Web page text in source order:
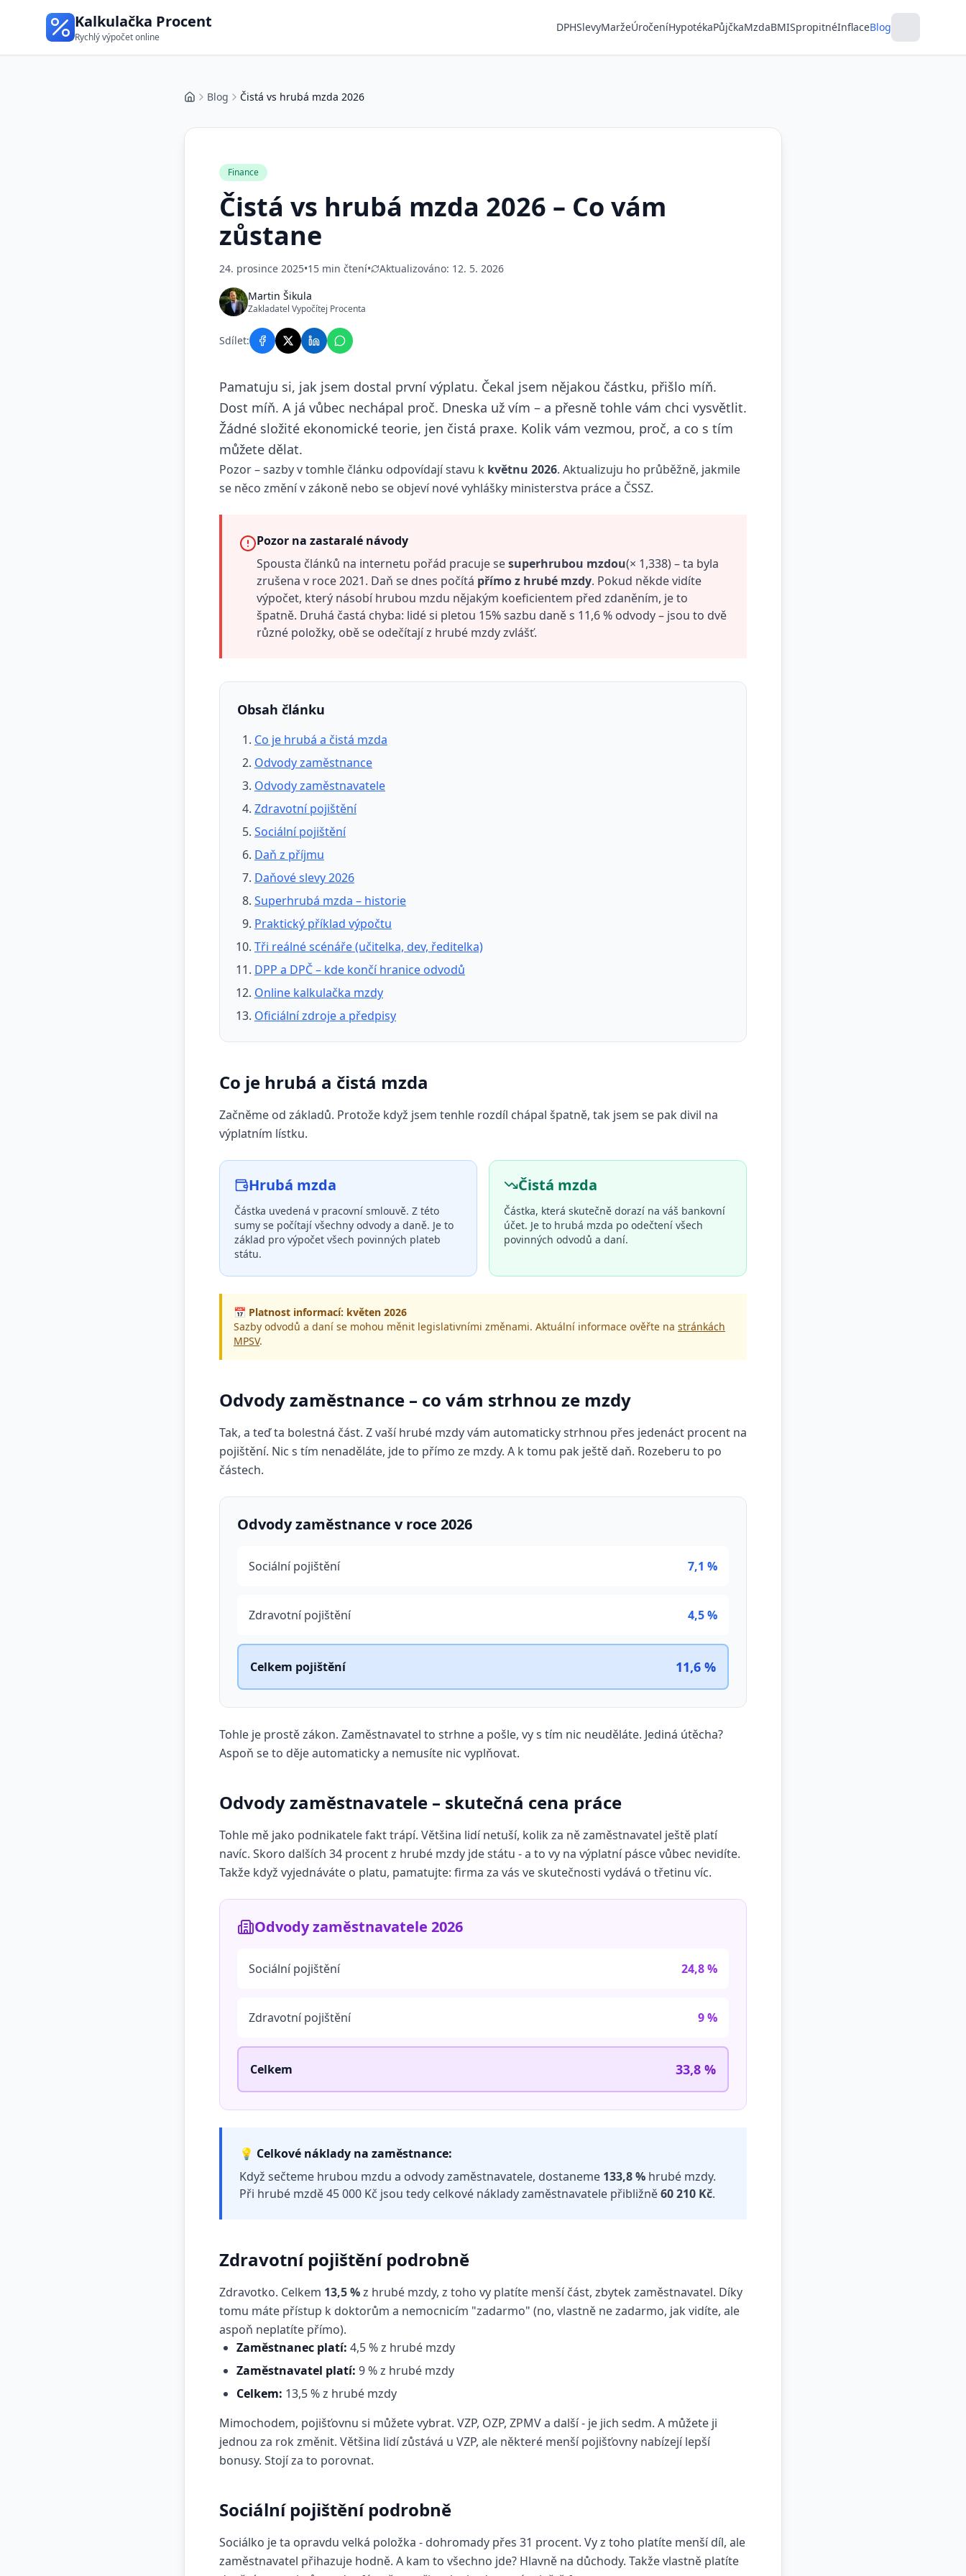
Kalkulačka Procent
Rychlý výpočet online
DPHSlevyMaržeÚročeníHypotékaPůjčkaMzdaBMISpropitnéInflaceBlog
DomůBlog Čistá vs hrubá mzda 2026
Finance
Čistá vs hrubá mzda 2026 – Co vám
zůstane
24. prosince 2025•15 min čtení• Aktualizováno: 12. 5. 2026
Martin Šikula
Zakladatel Vypočítej Procenta
Sdílet:
Pamatuju si, jak jsem dostal první výplatu. Čekal jsem nějakou částku, přišlo míň.
Dost míň. A já vůbec nechápal proč. Dneska už vím – a přesně tohle vám chci vysvětlit.
Žádné složité ekonomické teorie, jen čistá praxe. Kolik vám vezmou, proč, a co s tím
můžete dělat.
Pozor – sazby v tomhle článku odpovídají stavu k květnu 2026. Aktualizuju ho průběžně, jakmile
se něco změní v zákoně nebo se objeví nové vyhlášky ministerstva práce a ČSSZ.
Pozor na zastaralé návody
Spousta článků na internetu pořád pracuje sesuperhrubou mzdou(× 1,338) – ta byla
zrušena v roce 2021. Daň se dnes počítá přímo z hrubé mzdy. Pokud někde vidíte
výpočet, který násobí hrubou mzdu nějakým koeficientem před zdaněním, je to
špatně. Druhá častá chyba: lidé si pletou 15% sazbu daně s 11,6 % odvody – jsou to dvě
různé položky, obě se odečítají z hrubé mzdy zvlášť.
Obsah článku
Co je hrubá a čistá mzda
Odvody zaměstnance
Odvody zaměstnavatele
Zdravotní pojištění
Sociální pojištění
Daň z příjmu
Daňové slevy 2026
Superhrubá mzda – historie
Praktický příklad výpočtu
Tři reálné scénáře (učitelka, dev, ředitelka)
DPP a DPČ – kde končí hranice odvodů
Online kalkulačka mzdy
Oficiální zdroje a předpisy
Co je hrubá a čistá mzda
Začněme od základů. Protože když jsem tenhle rozdíl chápal špatně, tak jsem se pak divil na
výplatním lístku.
Hrubá mzda
Částka uvedená v pracovní smlouvě. Z této
sumy se počítají všechny odvody a daně. Je to
základ pro výpočet všech povinných plateb
státu.
Čistá mzda
Částka, která skutečně dorazí na váš bankovní
účet. Je to hrubá mzda po odečtení všech
povinných odvodů a daní.
📅 Platnost informací: květen 2026
Sazby odvodů a daní se mohou měnit legislativními změnami. Aktuální informace ověřte na stránkách
MPSV.
Odvody zaměstnance – co vám strhnou ze mzdy
Tak, a teď ta bolestná část. Z vaší hrubé mzdy vám automaticky strhnou přes jedenáct procent na
pojištění. Nic s tím nenaděláte, jde to přímo ze mzdy. A k tomu pak ještě daň. Rozeberu to po
částech.
Odvody zaměstnance v roce 2026
Sociální pojištění 7,1 %
Zdravotní pojištění 4,5 %
Celkem pojištění 11,6 %
Tohle je prostě zákon. Zaměstnavatel to strhne a pošle, vy s tím nic neuděláte. Jediná útěcha?
Aspoň se to děje automaticky a nemusíte nic vyplňovat.
Odvody zaměstnavatele – skutečná cena práce
Tohle mě jako podnikatele fakt trápí. Většina lidí netuší, kolik za ně zaměstnavatel ještě platí
navíc. Skoro dalších 34 procent z hrubé mzdy jde státu - a to vy na výplatní pásce vůbec nevidíte.
Takže když vyjednáváte o platu, pamatujte: firma za vás ve skutečnosti vydává o třetinu víc.
Odvody zaměstnavatele 2026
Sociální pojištění 24,8 %
Zdravotní pojištění 9 %
Celkem 33,8 %
💡 Celkové náklady na zaměstnance:
Když sečteme hrubou mzdu a odvody zaměstnavatele, dostaneme 133,8 % hrubé mzdy.
Při hrubé mzdě 45 000 Kč jsou tedy celkové náklady zaměstnavatele přibližně60 210 Kč.
Zdravotní pojištění podrobně
Zdravotko. Celkem 13,5 %z hrubé mzdy, z toho vy platíte menší část, zbytek zaměstnavatel. Díky
tomu máte přístup k doktorům a nemocnicím "zadarmo" (no, vlastně ne zadarmo, jak vidíte, ale
aspoň neplatíte přímo).
Zaměstnanec platí: 4,5 % z hrubé mzdy
Zaměstnavatel platí: 9 % z hrubé mzdy
Celkem: 13,5 % z hrubé mzdy
Mimochodem, pojišťovnu si můžete vybrat. VZP, OZP, ZPMV a další - je jich sedm. A můžete ji
jednou za rok změnit. Většina lidí zůstává u VZP, ale některé menší pojišťovny nabízejí lepší
bonusy. Stojí za to porovnat.
Sociální pojištění podrobně
Sociálko je ta opravdu velká položka - dohromady přes 31 procent. Vy z toho platíte menší díl, ale
zaměstnavatel přihazuje hodně. A kam to všechno jde? Hlavně na důchody. Takže vlastně platíte